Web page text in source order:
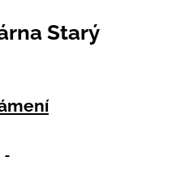
Starý